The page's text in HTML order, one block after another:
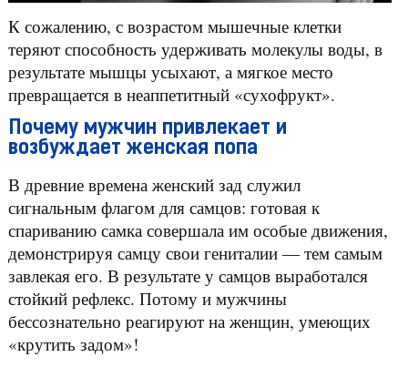
К сожалению, с возрастом мышечные клетки
теряют способность удерживать молекулы воды, в
результате мышцы усыхают, а мягкое место
превращается в неаппетитный «сухофрукт».
Почему мужчин привлекает и
возбуждает женская попа
В древние времена женский зад служил
сигнальным флагом для самцов: готовая к
спариванию самка совершала им особые движения,
демонстрируя самцу свои гениталии — тем самым
завлекая его. В результате у самцов выработался
стойкий рефлекс. Потому и мужчины
бессознательно реагируют на женщин, умеющих
«крутить задом»!